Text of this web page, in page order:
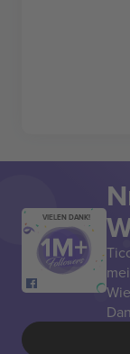
VIELEN DANK!